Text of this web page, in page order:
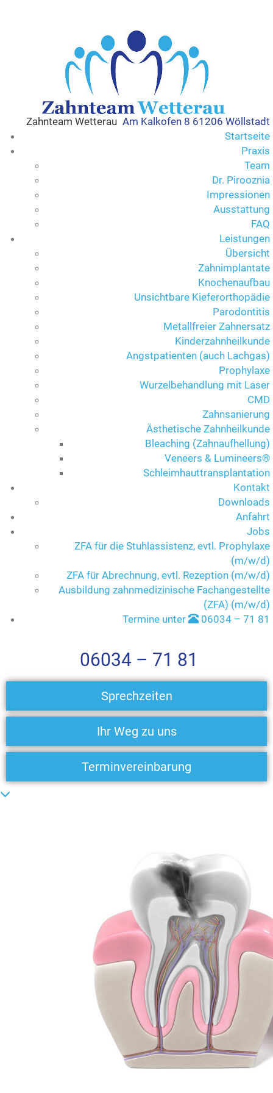
Zahnteam Wetterau Am Kalkofen 8 61206 Wöllstadt
Startseite
Praxis
Team
Dr. Pirooznia
Impressionen
Ausstattung
FAQ
Leistungen
Übersicht
Zahnimplantate
Knochenaufbau
Unsichtbare Kieferorthopädie
Parodontitis
Metallfreier Zahnersatz
Kinderzahnheilkunde
Angstpatienten (auch Lachgas)
Prophylaxe
Wurzelbehandlung mit Laser
CMD
Zahnsanierung
Ästhetische Zahnheilkunde
Bleaching (Zahnaufhellung)
Veneers & Lumineers®
Schleimhauttransplantation
Kontakt
Downloads
Anfahrt
Jobs
ZFA für die Stuhlassistenz, evtl. Prophylaxe
(m/w/d)
ZFA für Abrechnung, evtl. Rezeption (m/w/d)
Ausbildung zahnmedizinische Fachangestellte
(ZFA) (m/w/d)
Termine unter
06034 – 71 81
06034 – 71 81
Sprechzeiten
Ihr Weg zu uns
Terminvereinbarung